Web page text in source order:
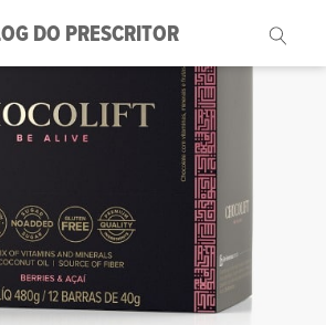
DO PRESCRITOR